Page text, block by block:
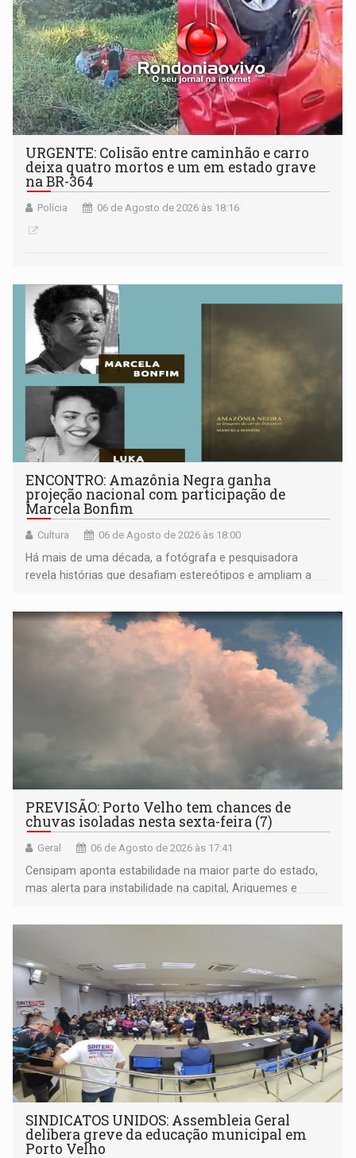
URGENTE: Colisão entre caminhão e carro
deixa quatro mortos e um em estado grave
na BR-364
Polícia 06 de Agosto de 2026 às 18:16
ENCONTRO: Amazônia Negra ganha
projeção nacional com participação de
Marcela Bonfim
Cultura 06 de Agosto de 2026 às 18:00
Há mais de uma década, a fotógrafa e pesquisadora
revela histórias que desafiam estereótipos e ampliam a
negras
PREVISÃO: Porto Velho tem chances de
chuvas isoladas nesta sexta-feira (7)
Geral 06 de Agosto de 2026 às 17:41
Censipam aponta estabilidade na maior parte do estado,
mas alerta para instabilidade na capital, Ariquemes e
SINDICATOS UNIDOS: Assembleia Geral
delibera greve da educação municipal em
Porto Velho